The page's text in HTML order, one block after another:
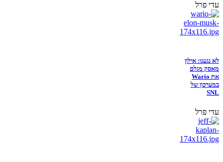
עדי פרל
לא נגענו: אילון
מאסק מגלם
את Wario
במערכון של
SNL
עדי פרל